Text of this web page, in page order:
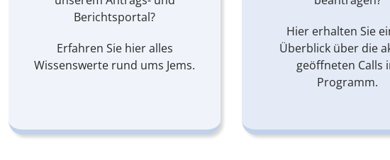
Berichtsportal?
Erfahren Sie hier alles
Wissenswerte rund ums Jems.
Hier erhalten Sie
Überblick über die
geöffneten Calls
Programm.